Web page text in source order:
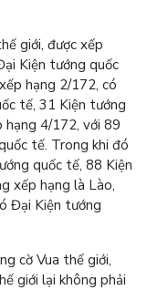
giới, được xếp
Kiện tướng quốc
hạng 2/172, có
tế, 31 Kiện tướng
hạng 4/172, với 89
tế. Trong khi đó
quốc tế, 88 Kiện
xếp hạng là Lào,
Đại Kiện tướng
cờ Vua thế giới,
giới lại không phải